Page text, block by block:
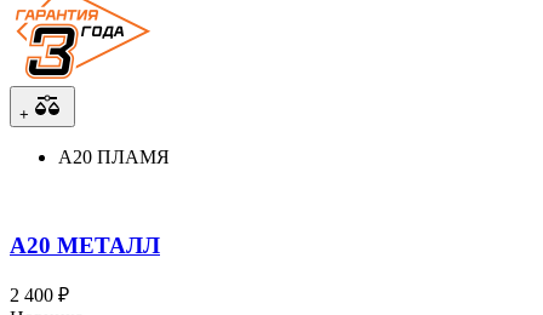
+
А20 ПЛАМЯ
А20 МЕТАЛЛ
2 400 ₽